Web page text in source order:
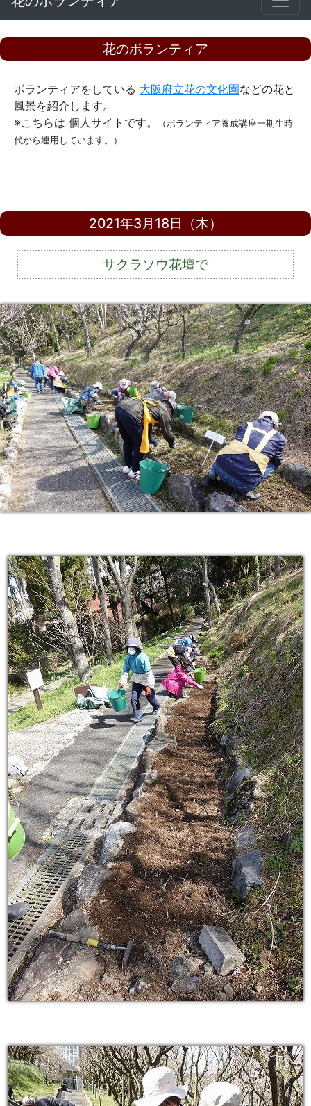
花のボランティア
ボランティアをしている 大阪府立花の文化園などの花と
風景を紹介します。
※こちらは 個人サイトです。
（ボランティア養成講座一期生時
代から運用しています。）
2021年3月18日（木）
サクラソウ花壇で